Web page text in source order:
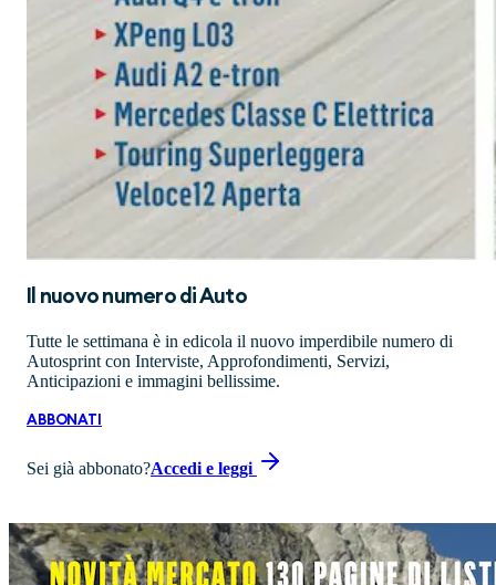
Il nuovo numero diAuto
Tutte le settimana è in edicola il nuovo imperdibile numero di
Autosprint con Interviste, Approfondimenti, Servizi,
Anticipazioni e immagini bellissime.
ABBONATI
Sei già abbonato?Accedi e leggi